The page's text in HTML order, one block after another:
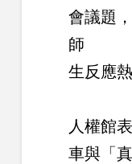
會議題
師
生反應
人權館
車與「